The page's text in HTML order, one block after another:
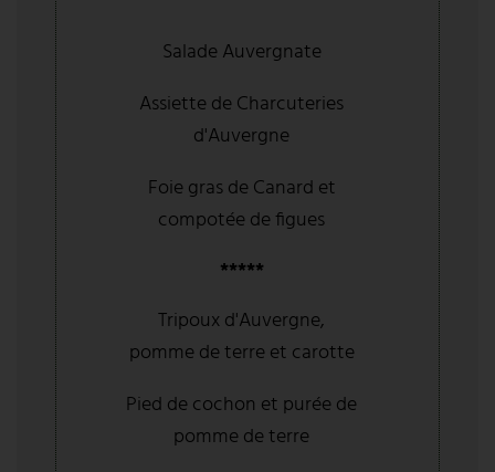
Salade Auvergnate
Assiette de Charcuteries
d'Auvergne
Foie gras de Canard et
compotée de figues
*****
Tripoux d'Auvergne,
pomme de terre et carotte
Pied de cochon et purée de
pomme de terre